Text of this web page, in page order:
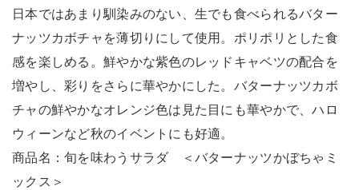
日本ではあまり馴染みのない、生でも食べられるバター
ナッツカボチャを薄切りにして使用。ポリポリとした食
感を楽しめる。鮮やかな紫色のレッドキャベツの配合を
増やし、彩りをさらに華やかにした。バターナッツカボ
チャの鮮やかなオレンジ色は見た目にも華やかで、ハロ
ウィーンなど秋のイベントにも好適。
商品名：旬を味わうサラダ ＜バターナッツかぼちゃミ
ックス＞